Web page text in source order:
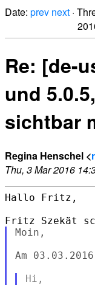
Date: prev next ·
Re: [de-
und
sichtbar
Regina Henschel <
Thu, 3 Mar 2016
Hallo Fritz,
Moin,
Am
Hi,